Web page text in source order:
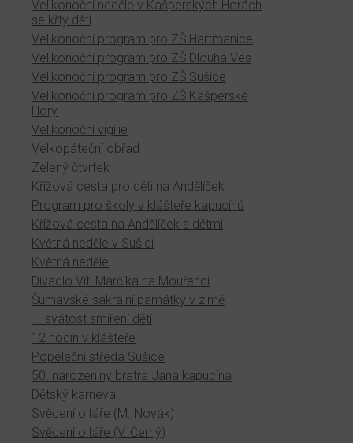
Velikonoční neděle v Kašperských Horách
se křty dětí
Velikonoční program pro ZŠ Hartmanice
Velikonoční program pro ZŠ Dlouhá Ves
Velikonoční program pro ZŠ Sušice
Velikonoční program pro ZŠ Kašperské
Hory
Velikonoční vigilie
Velkopáteční obřad
Zelený čtvrtek
Křížová cesta pro děti na Andělíček
Program pro školy v klášteře kapucínů
Křížová cesta na Andělíček s dětmi
Květná neděle v Sušici
Květná neděle
Divadlo Víti Marčíka na Mouřenci
Šumavské sakrální památky v zimě
1. svátost smíření dětí
12 hodin v klášteře
Popeleční středa Sušice
50. narozeniny bratra Jana kapucína
Dětský karneval
Svěcení oltáře (M. Novák)
Svěcení oltáře (V. Černý)